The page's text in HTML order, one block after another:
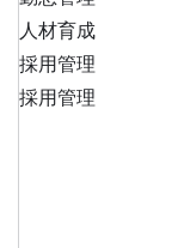
人材育成
採用管理
採用管理